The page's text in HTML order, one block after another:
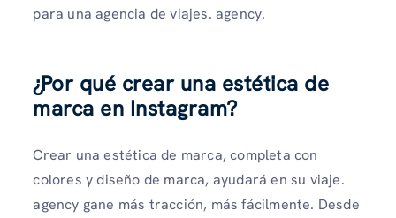
para una agencia de viajes. agency.
¿Por qué crear una estética de
marca en Instagram?
Crear una estética de marca, completa con
colores y diseño de marca, ayudará en su viaje.
agency gane más tracción, más fácilmente. Desde